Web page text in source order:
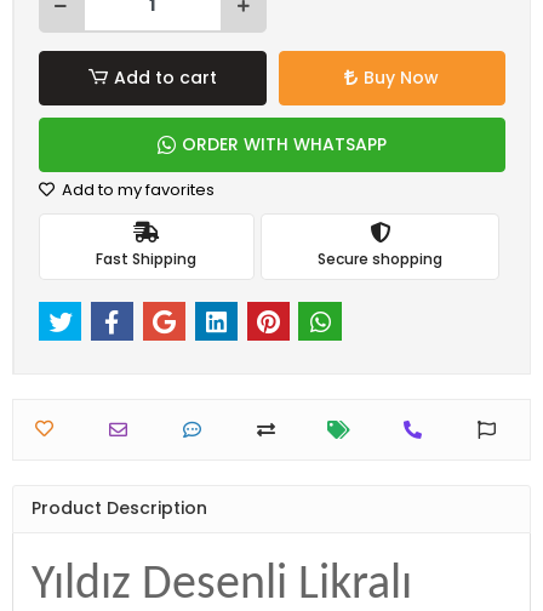
Add to cart Buy Now
ORDER WITH WHATSAPP
Add to my favorites
Fast Shipping Secure shopping
Product Description
Yıldız Desenli Likralı